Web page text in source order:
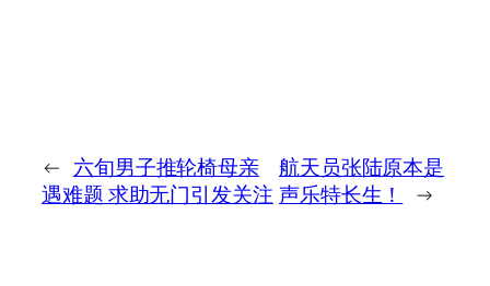
← 六旬男子推轮椅母亲
遇难题 求助无门引发关注
航天员张陆原本是
声乐特长生！
→